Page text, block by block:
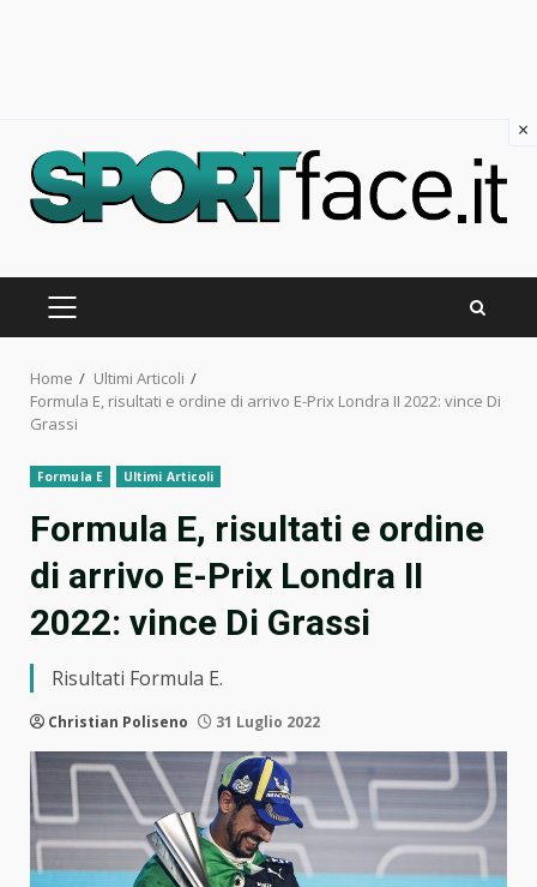
content
PRIMARY
Home
Ultimi Articoli
Formula E, risultati e ordine di arrivo E-Prix Londra II 2022: vince Di
Grassi
Formula E Ultimi Articoli
Formula E, risultati e ordine
di arrivo E-Prix Londra II
2022: vince Di Grassi
Risultati Formula E.
Christian Poliseno 31 Luglio 2022
×